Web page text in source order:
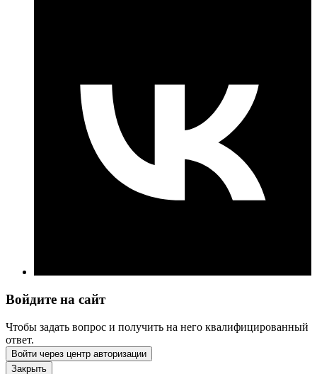
Войдите на сайт
Чтобы задать вопрос и получить на него квалифицированный
ответ.
Войти через центр авторизации
Закрыть